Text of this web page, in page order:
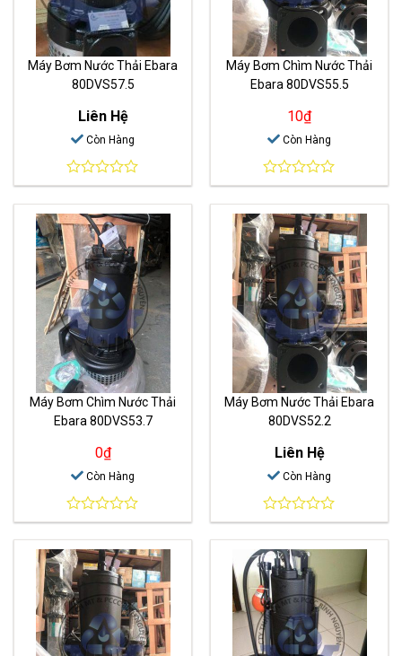
Máy Bơm Nước Thải Ebara
80DVS57.5
Liên Hệ
Còn Hàng
0
out
of
5
Máy Bơm Chìm Nước Thải
Ebara 80DVS55.5
10₫
Còn Hàng
0
out
of
5
Máy Bơm Chìm Nước Thải
Ebara 80DVS53.7
0₫
Còn Hàng
0
out
of
5
Máy Bơm Nước Thải Ebara
80DVS52.2
Liên Hệ
Còn Hàng
0
out
of
5